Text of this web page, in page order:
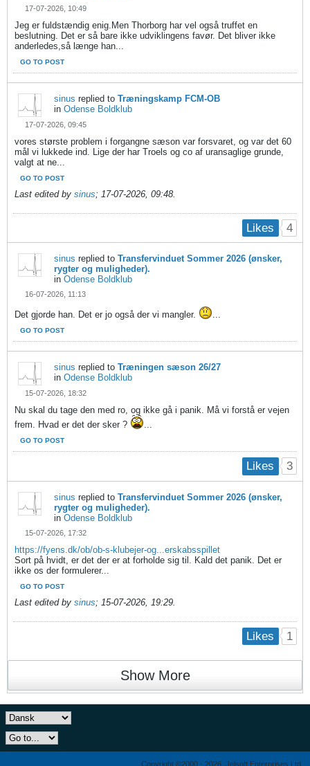
17-07-2026, 10:49
Jeg er fuldstændig enig.Men Thorborg har vel også truffet en
beslutning. Det er så bare ikke udviklingens favør. Det bliver ikke
anderledes,så længe han...
GO TO POST
sinus replied to Træningskamp FCM-OB
in Odense Boldklub
17-07-2026, 09:45
vores største problem i forgangne sæson var forsvaret, og var det 60
mål vi lukkede ind. Lige der har Troels og co af uransaglige grunde,
valgt at ne...
GO TO POST
Last edited by sinus; 17-07-2026, 09:48.
Likes 4
sinus replied to Transfervinduet Sommer 2026 (ønsker,
rygter og muligheder).
in Odense Boldklub
16-07-2026, 11:13
Det gjorde han. Det er jo også der vi mangler. ...
GO TO POST
sinus replied to Træningen sæson 26/27
in Odense Boldklub
15-07-2026, 18:32
Nu skal du tage den med ro, og ikke gå i panik. Må vi forstå er vejen
frem. Hvad er det der sker ?
...
GO TO POST
Likes 3
sinus replied to Transfervinduet Sommer 2026 (ønsker,
rygter og muligheder).
in Odense Boldklub
15-07-2026, 17:32
https://fyens.dk/ob/ob-s-klubejer-og...erskabsspillet
Sort på hvidt, er det der er at forholde sig til. Kald det panik. Det er
ikke os der formulerer...
GO TO POST
Last edited by sinus; 15-07-2026, 19:29
Likes 1
Show More
Copyright ©2000 - 2026, Jelsoft Enterprises Ltd.